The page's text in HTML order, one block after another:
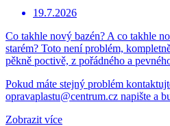
19.7.2026
Co takhle nový bazén? A co takhle
starém? Toto není problém,
pěkně poctivě, z pořádného a
Pokud máte stejný problém
opravaplastu@centrum.cz napište a
Zobrazit více